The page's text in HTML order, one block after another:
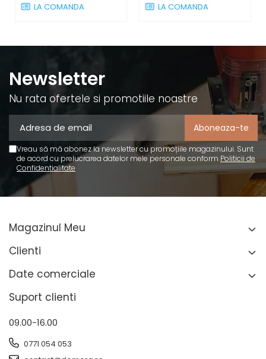
LA COMANDA LA COMANDA
Newsletter
Nu rata ofertele si promotiile noastre
Vreau să mă abonez la newsletter cu promoțiile magazinului. Sunt
de acord cu prelucrarea datelor mele personale conform Politicii de
Confidentialitate
Magazinul Meu
Clienti
Date comerciale
Suport clienti
09.00-16.00
0771 054 053